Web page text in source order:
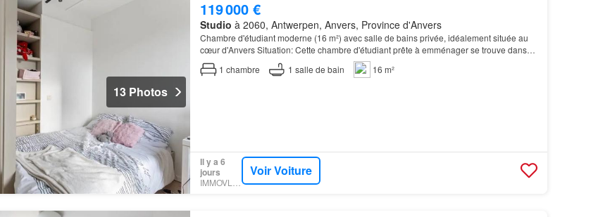
13 Photos
119 000 €
Studio à 2060, Antwerpen, Anvers, Province d'Anvers
Chambre d'étudiant moderne (16 m²) avec salle de bains privée, idéalement située au
cœur d'Anvers Situation: Cette chambre d'étudiant prête à emménager se trouve dans
un immeuble récent et très bien entretenu, construit en 20…
1 chambre 1 salle de bain 16 m²
Il y a 6
jours
IMMOVLAN
Voir Voiture